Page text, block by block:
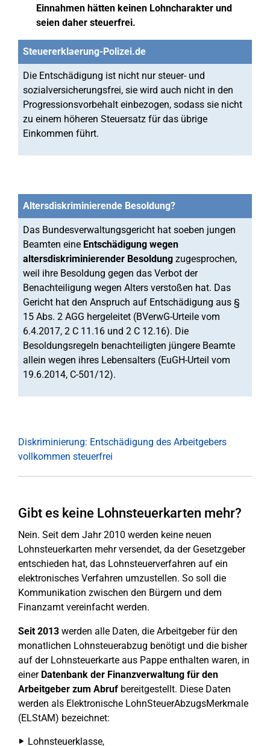
Einnahmen hätten keinen Lohncharakter und
seien daher steuerfrei.
Steuererklaerung-Polizei.de
Die Entschädigung ist nicht nur steuer- und
sozialversicherungsfrei, sie wird auch nicht in den
Progressionsvorbehalt einbezogen, sodass sie nicht
zu einem höheren Steuersatz für das übrige
Einkommen führt.
Altersdiskriminierende Besoldung?
Das Bundesverwaltungsgericht hat soeben jungen
Beamten eine Entschädigung wegen
altersdiskriminierender Besoldung zugesprochen,
weil ihre Besoldung gegen das Verbot der
Benachteiligung wegen Alters verstoßen hat. Das
Gericht hat den Anspruch auf Entschädigung aus §
15 Abs. 2 AGG hergeleitet (BVerwG-Urteile vom
6.4.2017, 2 C 11.16 und 2 C 12.16). Die
Besoldungsregeln benachteiligten jüngere Beamte
allein wegen ihres Lebensalters (EuGH-Urteil vom
19.6.2014, C-501/12).
Diskriminierung: Entschädigung des Arbeitgebers
vollkommen steuerfrei
Gibt es keine Lohnsteuerkarten mehr?
Nein. Seit dem Jahr 2010 werden keine neuen
Lohnsteuerkarten mehr versendet, da der Gesetzgeber
entschieden hat, das Lohnsteuerverfahren auf ein
elektronisches Verfahren umzustellen. So soll die
Kommunikation zwischen den Bürgern und dem
Finanzamt vereinfacht werden.
Seit 2013 werden alle Daten, die Arbeitgeber für den
monatlichen Lohnsteuerabzug benötigt und die bisher
auf der Lohnsteuerkarte aus Pappe enthalten waren, in
einer Datenbank der Finanzverwaltung für den
Arbeitgeber zum Abruf bereitgestellt. Diese Daten
werden als Elektronische LohnSteuerAbzugsMerkmale
(ELStAM) bezeichnet:
Lohnsteuerklasse,